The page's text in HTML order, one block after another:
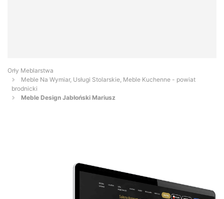
Orły Meblarstwa
Meble Na Wymiar, Usługi Stolarskie, Meble Kuchenne - powiat
brodnicki
Meble Design Jabłoński Mariusz